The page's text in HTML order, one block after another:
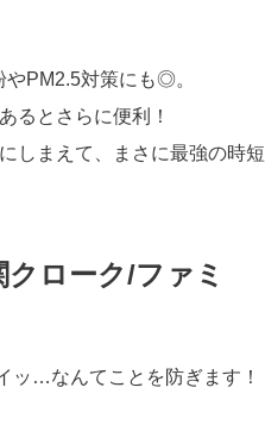
PM2.5対策にも◎。
るとさらに便利！
しまえて、まさに最強の時短
ローク/ファミ
ッ…なんてことを防ぎます！